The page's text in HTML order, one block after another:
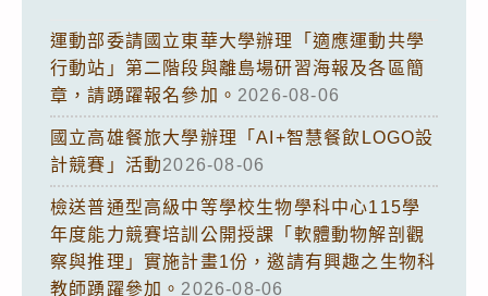
運動部委請國立東華大學辦理「適應運動共學
行動站」第二階段與離島場研習海報及各區簡
章，請踴躍報名參加。 2026-08-06
國立高雄餐旅大學辦理「AI+智慧餐飲LOGO設
計競賽」活動2026-08-06
檢送普通型高級中等學校生物學科中心115學
年度能力競賽培訓公開授課「軟體動物解剖觀
察與推理」實施計畫1份，邀請有興趣之生物科
教師踴躍參加。 2026-08-06